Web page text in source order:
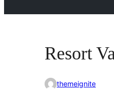
Resort
themeignite